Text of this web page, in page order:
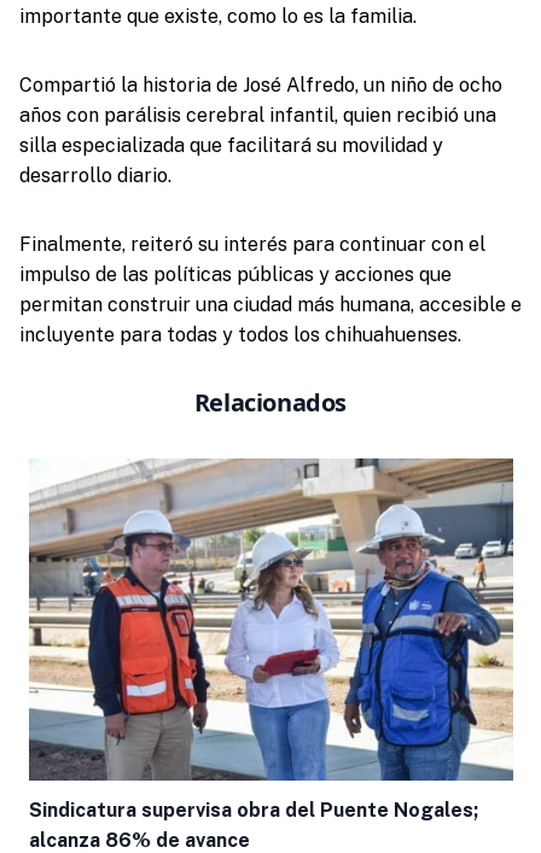
importante que existe, como lo es la familia.
Compartió la historia de José Alfredo, un niño de ocho
años con parálisis cerebral infantil, quien recibió una
silla especializada que facilitará su movilidad y
desarrollo diario.
Finalmente, reiteró su interés para continuar con el
impulso de las políticas públicas y acciones que
permitan construir una ciudad más humana, accesible e
incluyente para todas y todos los chihuahuenses.
Relacionados
Sindicatura supervisa obra del Puente Nogales;
alcanza 86% de avance